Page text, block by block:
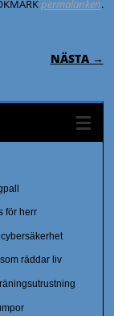
permalänken.
NÄSTA →
för herr
räddar liv